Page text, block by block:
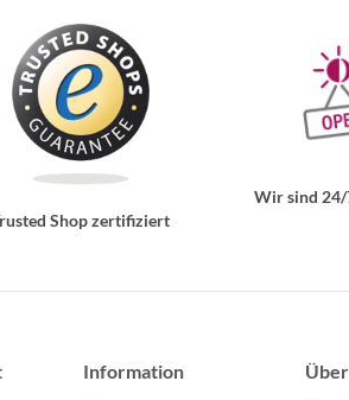
Shop zertifiziert
Wir sind
Information